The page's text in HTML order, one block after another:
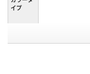
イプ
ループ